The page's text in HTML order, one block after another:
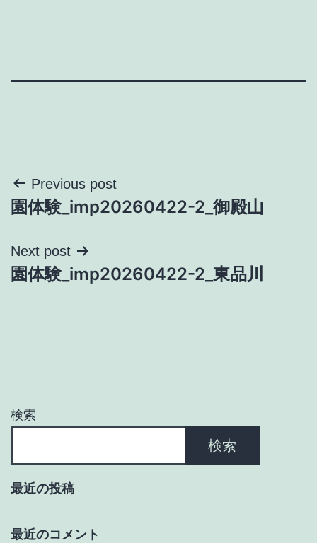
投
稿
ナ
ビ
ョ
Previous post
園体験_imp20260422-2_御殿山
Next post
園体験_imp20260422-2_東品川
検索
検索
最近の投稿
最近のコメント